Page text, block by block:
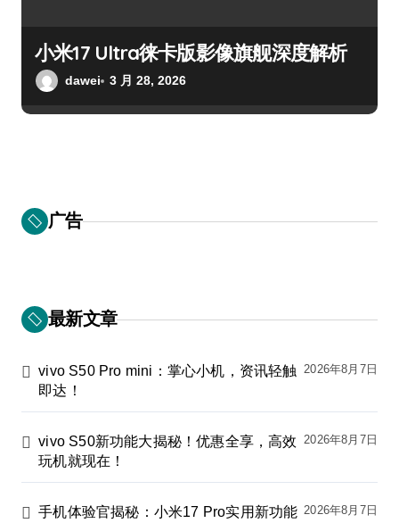
小米17 Ultra徕卡版影像旗舰深度解析
dawei 3 月 28, 2026
广告
最新文章
vivo S50 Pro mini：掌心小机，资讯轻触
即达！
2026年8月7日
vivo S50新功能大揭秘！优惠全享，高效
玩机就现在！
2026年8月7日
手机体验官揭秘：小米17 Pro实用新功能 2026年8月7日